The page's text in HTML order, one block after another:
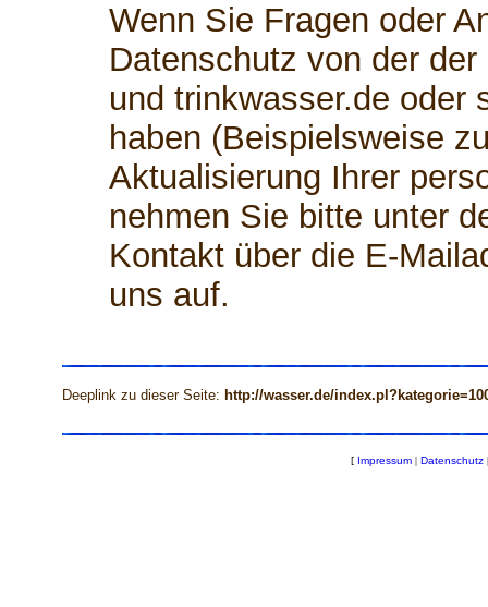
Wenn Sie Fragen oder
Datenschutz von der
und trinkwasser.de oder
haben (Beispielsweise
Aktualisierung Ihrer
nehmen Sie bitte unter
Kontakt über die E-
uns auf.
Deeplink zu dieser Seite: http://wasser.de/
[ Impressum | Datenschutz